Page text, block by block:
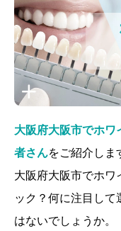
大阪府大阪市でホ
者さんをご紹介しま
大阪府大阪市でホ
ック？何に注目し
はないでしょうか。